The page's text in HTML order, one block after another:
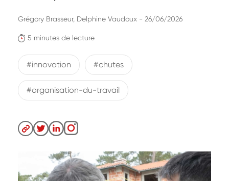
5 minutes de lecture
Grégory Brasseur, Delphine Vaudoux - 26/06/2026
#innovation #chutes
#organisation-du-travail